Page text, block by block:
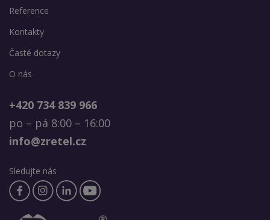
Reference
Kontakty
Časté dotazy
O nás
+420 734 839 966
po – pá 8:00 – 16:00
info@zretel.cz
Sledujte nás